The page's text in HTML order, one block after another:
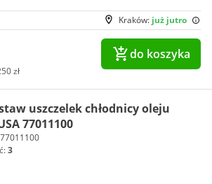
Kraków: już jutro
zł
do koszyka
uszczelek chłodnicy oleju
77011100
3